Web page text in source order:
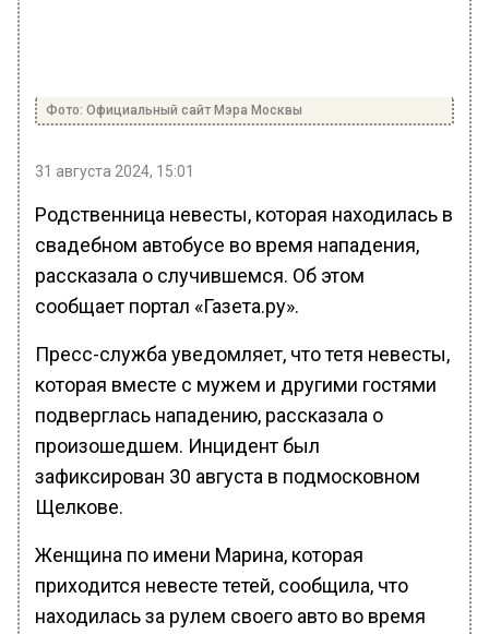
Фото: Официальный сайт Мэра Москвы
31 августа 2024, 15:01
Родственница невесты, которая находилась в
свадебном автобусе во время нападения,
рассказала о случившемся. Об этом
сообщает портал «Газета.ру».
Пресс-служба уведомляет, что тетя невесты,
которая вместе с мужем и другими гостями
подверглась нападению, рассказала о
произошедшем. Инцидент был
зафиксирован 30 августа в подмосковном
Щелкове.
Женщина по имени Марина, которая
приходится невесте тетей, сообщила, что
находилась за рулем своего авто во время